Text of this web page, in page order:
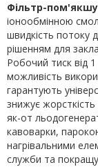
Фільтр-
іонообмінною
швидкість потоку
рішенням для
Робочий тиск від
можливість
гарантують
знижує
як-от
кавоварки,
нагрівальними
служби та